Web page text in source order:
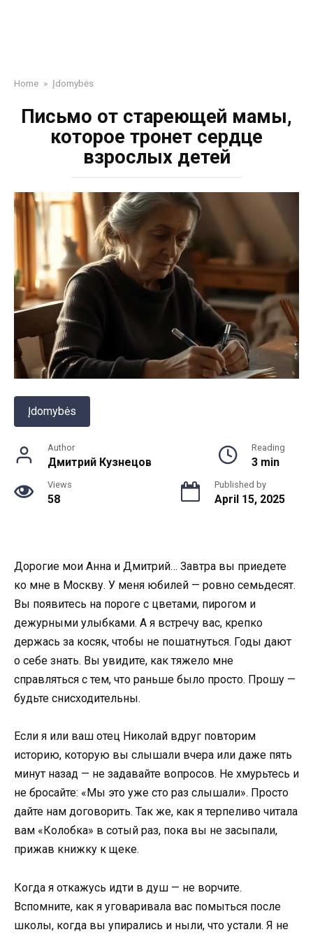
Home » Įdomybės
Письмо от стареющей мамы,
которое тронет сердце
взрослых детей
Įdomybės
Author
Дмитрий Кузнецов
Reading
3 min
Views
58
Published by
April 15, 2025
Дорогие мои Анна и Дмитрий… Завтра вы приедете
ко мне в Москву. У меня юбилей — ровно семьдесят.
Вы появитесь на пороге с цветами, пирогом и
дежурными улыбками. А я встречу вас, крепко
держась за косяк, чтобы не пошатнуться. Годы дают
о себе знать. Вы увидите, как тяжело мне
справляться с тем, что раньше было просто. Прошу —
будьте снисходительны.
Если я или ваш отец Николай вдруг повторим
историю, которую вы слышали вчера или даже пять
минут назад — не задавайте вопросов. Не хмурьтесь и
не бросайте: «Мы это уже сто раз слышали». Просто
дайте нам договорить. Так же, как я терпеливо читала
вам «Колобка» в сотый раз, пока вы не засыпали,
прижав книжку к щеке.
Когда я откажусь идти в душ — не ворчите.
Вспомните, как я уговаривала вас помыться после
школы, когда вы упирались и ныли, что устали. Я не